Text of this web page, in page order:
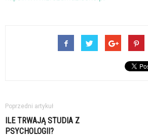
Poprzedni artykuł
ILE TRWAJĄ STUDIA Z
PSYCHOLOGII?